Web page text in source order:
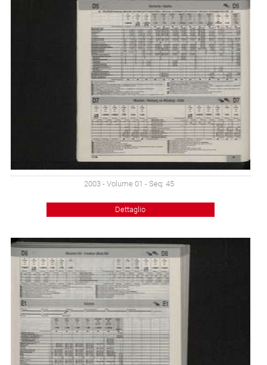
2003 - Volume 01 - Seq: 45
Dettaglio